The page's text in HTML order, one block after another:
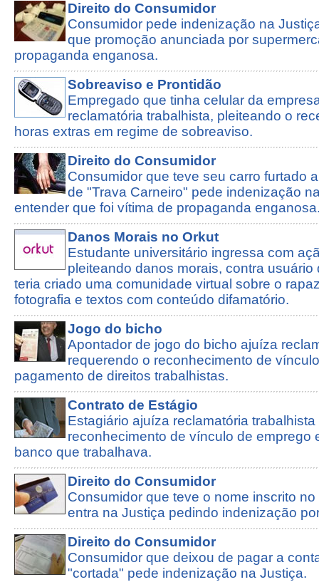
Direito do Consumidor
Consumidor pede indenização na
que promoção anunciada por
propaganda enganosa.
Sobreaviso e Prontidão
Empregado que tinha celular da
reclamatória trabalhista, pleiteando o
horas extras em regime de sobreaviso.
Direito do Consumidor
Consumidor que teve seu carro furtado
de "Trava Carneiro" pede indenização
entender que foi vítima de propaganda
Danos Morais no Orkut
Estudante universitário ingressa com
pleiteando danos morais, contra usuário
teria criado uma comunidade virtual sobre o
fotografia e textos com conteúdo difamatório.
Jogo do bicho
Apontador de jogo do bicho ajuíza
requerendo o reconhecimento de
pagamento de direitos trabalhistas.
Contrato de Estágio
Estagiário ajuíza reclamatória
reconhecimento de vínculo de emprego
banco que trabalhava.
Direito do Consumidor
Consumidor que teve o nome inscrito
entra na Justiça pedindo indenização
Direito do Consumidor
Consumidor que deixou de pagar a
"cortada" pede indenização na Justiça.